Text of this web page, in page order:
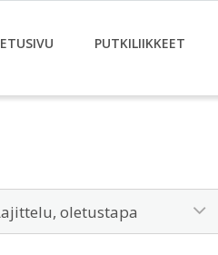
ETUSIVU PUTKILIIKKEET